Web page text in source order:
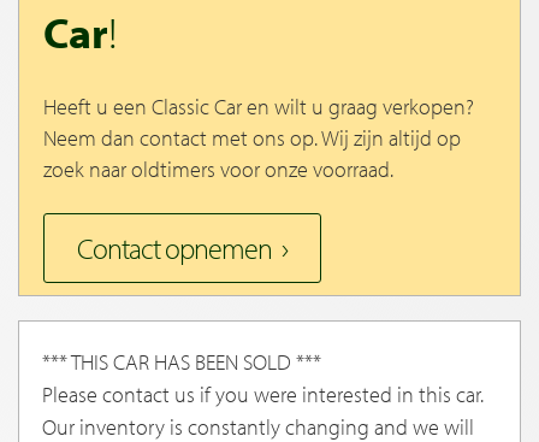
Car!
Heeft u een Classic Car en wilt u graag verkopen?
Neem dan contact met ons op. Wij zijn altijd op
zoek naar oldtimers voor onze voorraad.
Contact opnemen
*** THIS CAR HAS BEEN SOLD ***
Please contact us if you were interested in this car.
Our inventory is constantly changing and we will